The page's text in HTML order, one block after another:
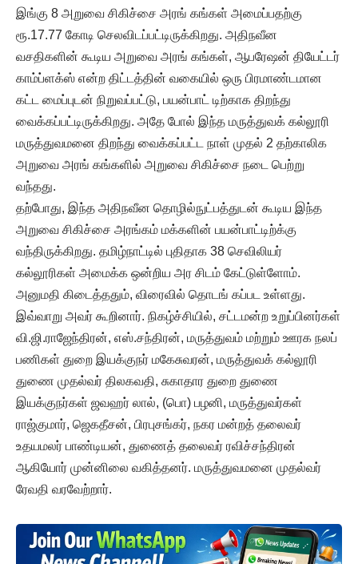
இங்கு 8 அறுவை சிகிச்சை அரங் கங்கள் அமைப்பதற்கு
ரூ.17.77 கோடி செலவிடப்பட்டிருக்கிறது. அதிநவீன
வசதிகளின் கூடிய அறுவை அரங் கங்கள், ஆபரேஷன் தியேட்டர்
காம்ப்ளக்ஸ் என்ற திட்டத்தின் வகையில் ஒரு பிரமாண்டமான
கட்ட மைப்புடன் நிறுவப்பட்டு, பயன்பாட் டிற்காக திறந்து
வைக்கப்பட்டிருக்கிறது. அதே போல் இந்த மருத்துவக் கல்லூரி
மருத்துவமனை திறந்து வைக்கப்பட்ட நாள் முதல் 2 தற்காலிக
அறுவை அரங் கங்களில் அறுவை சிகிச்சை நடை பெற்று
வந்தது.
தற்போது, இந்த அதிநவீன தொழில்நுட்பத்துடன் கூடிய இந்த
அறுவை சிகிச்சை அரங்கம் மக்களின் பயன்பாட்டிற்க்கு
வந்திருக்கிறது. தமிழ்நாட்டில் புதிதாக 38 செவிலியர்
கல்லூரிகள் அமைக்க ஒன்றிய அர சிடம் கேட்டுள்ளோம்.
அனுமதி கிடைத்ததும், விரைவில் தொடங் கப்பட உள்ளது.
இவ்வாறு அவர் கூறினார். நிகழ்ச்சியில், சட்டமன்ற உறுப்பினர்கள்
வி.ஜி.ராஜேந்திரன், எஸ்.சந்திரன், மருத்துவம் மற்றும் ஊரக நலப்
பணிகள் துறை இயக்குநர் மகேசுவரன், மருத்துவக் கல்லூரி
துணை முதல்வர் திலகவதி, சுகாதார துறை துணை
இயக்குநர்கள் ஜவஹர் லால், (பொ) பழனி, மருத்துவர்கள்
ராஜ்குமார், ஜெகதீசன், பிரபுசங்கர், நகர மன்றத் தலைவர்
உதயமலர் பாண்டியன், துணைத் தலைவர் ரவிச்சந்திரன்
ஆகியோர் முன்னிலை வகித்தனர். மருத்துவமனை முதல்வர்
ரேவதி வரவேற்றார்.